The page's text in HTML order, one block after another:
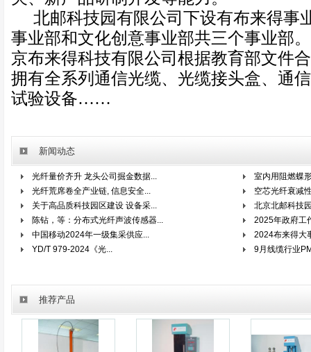
北邮科技园有限公司下设有布来得事
事业部和文化创意事业部共三个事业部
京布来得科技有限公司根据教育部文件
拥有全系列通信光缆、光缆接头盒、通
试验设备……
新闻动态
光纤量价齐升 龙头公司掘金数据...
室内用阻燃蝶
光纤荒席卷全产业链, 信息安全...
空芯光纤衰减
关于高品质科技园区建设 设备采...
北京北邮科技
陈钻，等：分布式光纤声波传感器...
2025年政府工
中国移动2024年一级集采供应...
2024布来得大
YD/T 979-2024《光...
9月线缆行业
推荐产品